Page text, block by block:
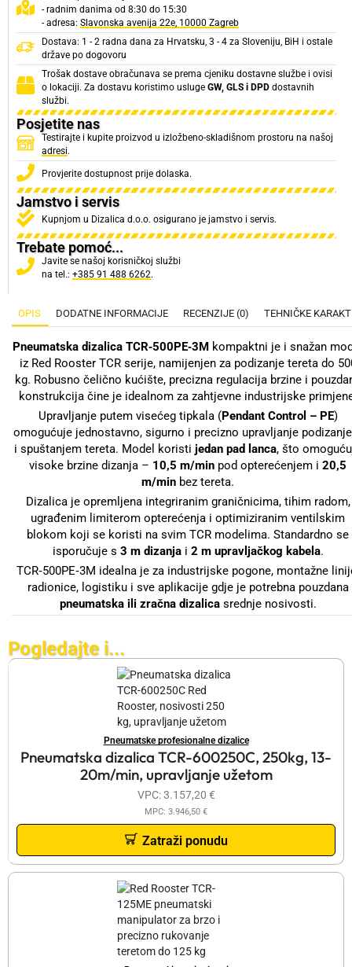
- radnim danima od 8:30 do 15:30
- adresa: Slavonska avenija 22e, 10000 Zagreb
Dostava: 1 - 2 radna dana za Hrvatsku, 3 - 4 za Sloveniju, BiH i ostale
države po dogovoru
Trošak dostave obračunava se prema cjeniku dostavne službe i ovisi
o lokaciji. Za dostavu koristimo usluge GW, GLS i DPD dostavnih
službi.
Posjetite nas
Testirajte i kupite proizvod u izložbeno-skladišnom prostoru na našoj
adresi.
Provjerite dostupnost prije dolaska.
Jamstvo i servis
Kupnjom u Dizalica d.o.o. osigurano je jamstvo i servis.
Trebate pomoć...
Javite se našoj korisničkoj službi
na tel.: +385 91 488 6262.
OPIS DODATNE INFORMACIJE RECENZIJE (0) TEHNIČKE
Pneumatska dizalica TCR‑500PE‑3M kompaktni je i snažan
iz Red Rooster TCR serije, namijenjen za podizanje tereta do
kg. Robusno čelično kućište, precizna regulacija brzine i
konstrukcija čine je idealnom za zahtjevne industrijske
Upravljanje putem visećeg tipkala (Pendant Control – PE)
omogućuje jednostavno, sigurno i precizno upravljanje
i spuštanjem tereta. Model koristi jedan pad lanca, što
visoke brzine dizanja – 10,5 m/min pod opterećenjem i 20,5
m/min bez tereta.
Dizalica je opremljena integriranim graničnicima, tihim radom,
ugrađenim limiterom opterećenja i optimiziranim ventilskim
blokom koji se koristi na svim TCR modelima. Standardno se
isporučuje s 3 m dizanjai 2 m upravljačkog kabela.
TCR‑500PE‑3M idealna je za industrijske pogone, montažne
radionice, logistiku i sve aplikacije gdje je potrebna pouzdana
pneumatska ili zračna dizalicasrednje nosivosti.
Pogledajte i...
Pneumatske profesionalne dizalice
Pneumatska dizalica TCR-600250C, 250kg, 13-
20m/min, upravljanje užetom
VPC:3.157,20 €
MPC: 3.946,50 €
Zatraži ponudu